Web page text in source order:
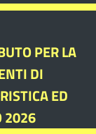
PER LA
DI
ED
2026